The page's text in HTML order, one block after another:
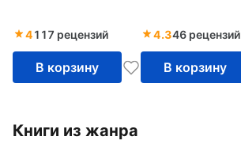
4117 рецензий
В корзину
4.346 рецензий
В корзину
Книги из жанра